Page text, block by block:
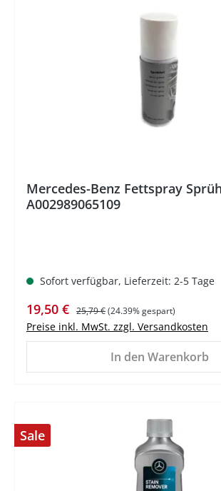
Mercedes-Benz Fettspray
A002989065109
Sofort verfügbar, Lieferzeit: 2-5 Tage
Verkaufspreis:
19,50 € Regulärer Preis:
25,79 €(24.39% gespart)
Preise inkl. MwSt. zzgl. Versandkosten
In den Warenkorb
Sale